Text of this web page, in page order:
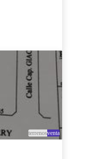
terrenosventa